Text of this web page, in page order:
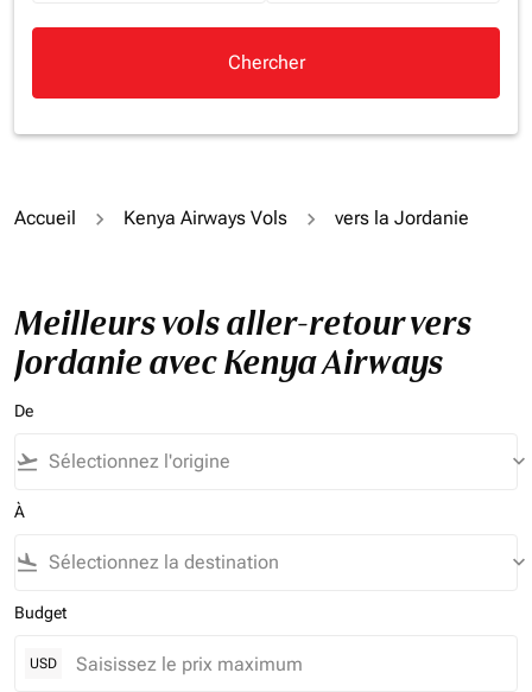
Chercher
Accueil Kenya Airways Vols vers la Jordanie
Meilleurs vols aller-retour vers
Jordanie avec Kenya Airways
De
flight_takeoff keyboard_arrow_down
À
flight_land keyboard_arrow_down
Budget
USD